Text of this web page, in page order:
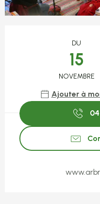
DU
15
NOVEMBRE
Ajouter à